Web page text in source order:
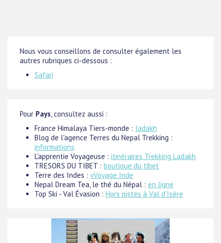
Nous vous conseillons de consulter également les
autres rubriques ci-dessous :
Safari
Pour Pays, consultez aussi :
France Himalaya Tiers-monde : ladakh
Blog de l'agence Terres du Nepal Trekking :
informations
L'apprentie Voyageuse : itinéraires Trekking Ladakh
TRESORS DU TIBET : boutique du tibet
Terre des Indes : vVoyage Inde
Nepal Dream Tea, le thé du Népal : en ligne
Top Ski - Val Évasion : Hors pistes à Val d'Isère